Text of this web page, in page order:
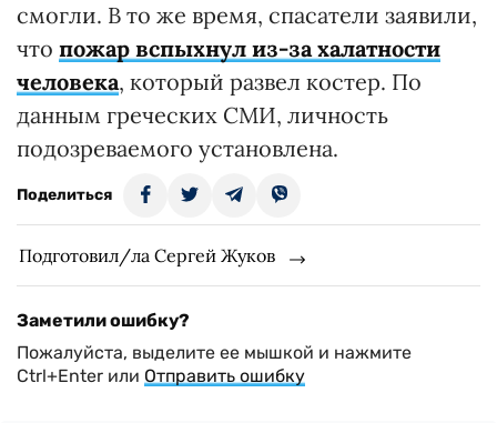
смогли. В то же время, спасатели заявили,
что пожар вспыхнул из-за халатности
человека, который развел костер. По
данным греческих СМИ, личность
подозреваемого установлена.
Поделиться
Подготовил/ла Сергей Жуков
Заметили ошибку?
Пожалуйста, выделите ее мышкой и нажмите
Ctrl+Enter или Отправить ошибку